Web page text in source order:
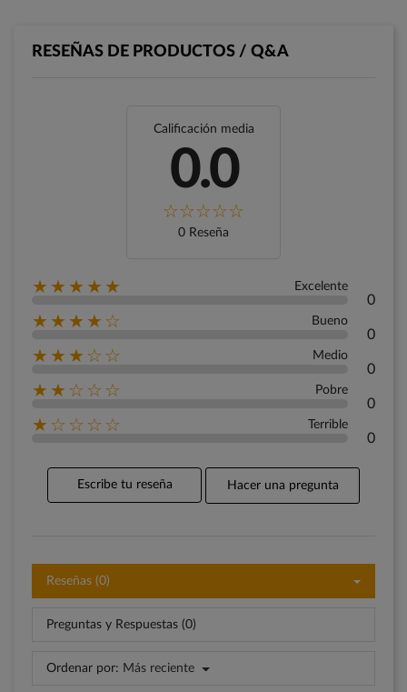
RESEÑAS DE PRODUCTOS / Q&A
Calificación media
0.0
0 Reseña
★★★★★ Excelente
0
★★★★☆ Bueno
0
★★★☆☆ Medio
0
★★☆☆☆ Pobre
0
★☆☆☆☆ Terrible
0
Escribe tu reseña Hacer una pregunta
Reseñas (0)
Preguntas y Respuestas (0)
Ordenar por: Más reciente